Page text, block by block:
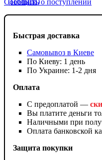
Быстрая доставка
Самовывоз в Киеве
По Киеву: 1 день
По Украине: 1-2 дня
Оплата
С предоплатой —
Вы платите деньги
Наличными при
Оплата банковской
Защита покупки
Сообщить о поступлении